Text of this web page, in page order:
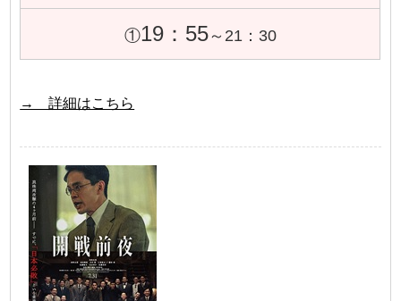
①19：55～21：30
→ 詳細はこちら